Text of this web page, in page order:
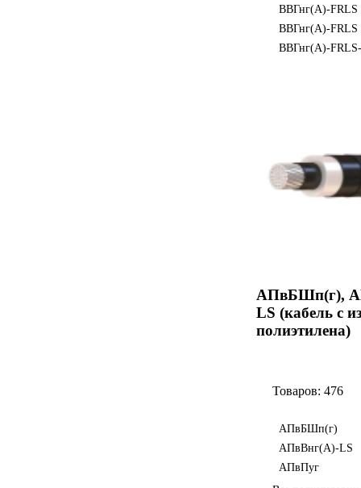
ВВГнг(А)-FRLS
ВВГнг(А)-FRLS
ВВГнг(А)-
АПвБШп(г),
LS (кабель с
полиэтилена)
Товаров: 476
АПвБШп(г)
АПвВнг(А)-LS
АПвПуг